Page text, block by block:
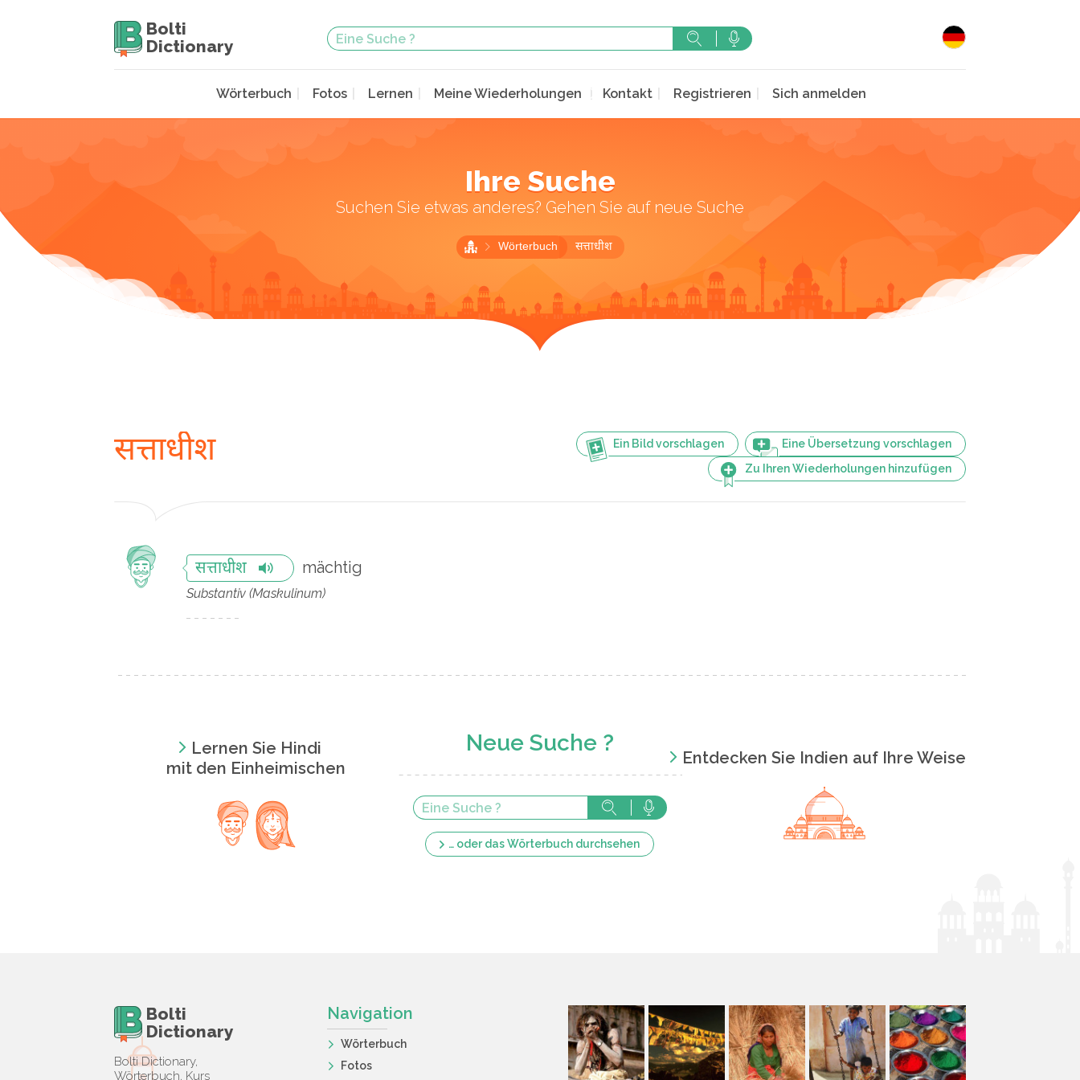
Bolti
Dictionary
Wörterbuch Fotos Lernen Meine Wiederholungen Kontakt Registrieren Sich anmelden
Ihre Suche
Suchen Sie etwas anderes? Gehen Sie auf neue Suche
Wörterbuch सत्ताधीश
Ein Bild vorschlagen
Eine Übersetzung vorschlagen
Zu Ihren Wiederholungen hinzufügen
सत्ताधीश
सत्ताधीश mächtig
Substantiv (Maskulinum)
Lernen Sie Hindi
mit den Einheimischen
Neue Suche ?
… oder das Wörterbuch durchsehen
Entdecken Sie Indien auf Ihre Weise
Bolti
Dictionary
Bolti Dictionary,
Wörterbuch, Kurs
Navigation
Wörterbuch
Fotos